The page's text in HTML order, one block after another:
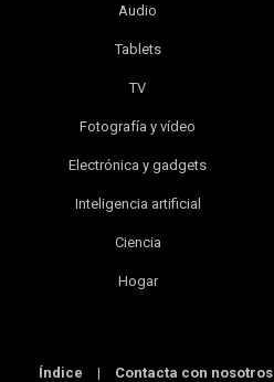
Audio
Tablets
TV
Fotografía y vídeo
Electrónica y gadgets
Inteligencia artificial
Ciencia
Hogar
Índice | Contacta con nosotros